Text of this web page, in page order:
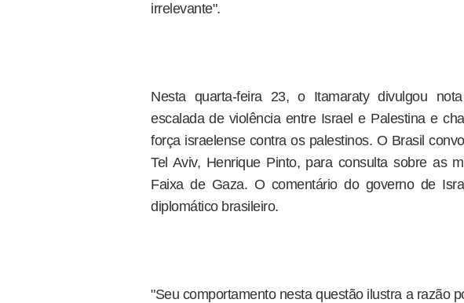
irrelevante".
Nesta quarta-feira 23, o Itamaraty divulgou
escalada de violência entre Israel e Palestina e
força israelense contra os palestinos. O Brasil
Tel Aviv, Henrique Pinto, para consulta sobre as
Faixa de Gaza. O comentário do governo de
diplomático brasileiro.
"Seu comportamento nesta questão ilustra a razão